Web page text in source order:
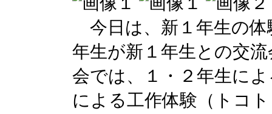
今日は、新１年生の体
年生が新１年生との交
会では、１・２年生に
による工作体験（トコ